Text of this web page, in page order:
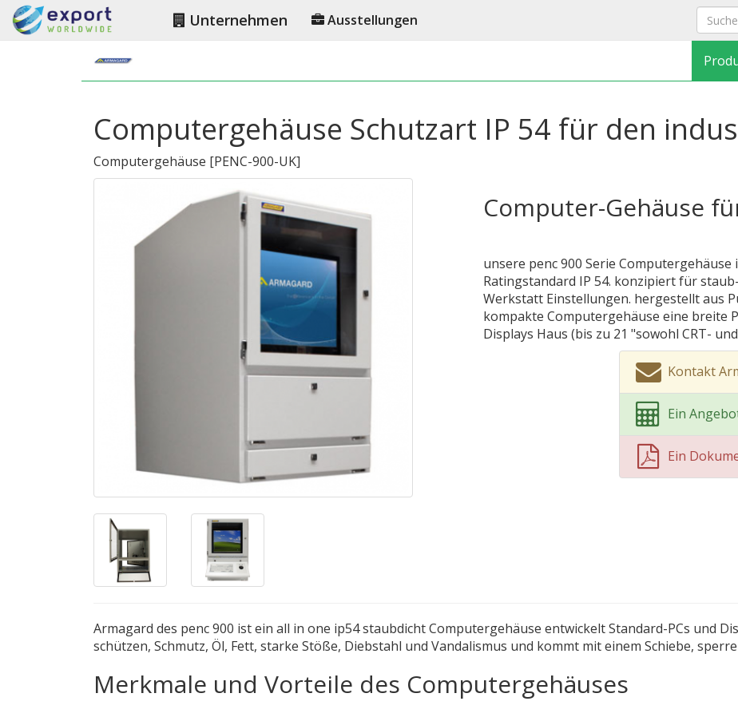
Unternehmen Ausstellungen
Computergehäuse Schutzart IP 54 für den
Computergehäuse [PENC-900-UK]
Computer-Gehäuse
unsere penc 900 Serie
Ratingstandard IP 54. konzipiert für
Werkstatt Einstellungen. hergestellt aus
kompakte Computergehäuse eine breite
Displays Haus (bis zu 21 "sowohl CRT-
Kontakt
Ein
Ein
Armagard des penc 900 ist ein all in one ip54 staubdicht Computergehäuse entwickelt Standard-PCs und
schützen, Schmutz, Öl, Fett, starke Stöße, Diebstahl und Vandalismus und kommt mit einem Schiebe,
Merkmale und Vorteile des Computergehäuses